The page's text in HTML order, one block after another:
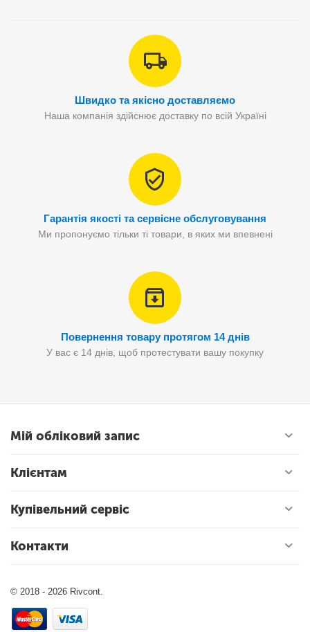
Швидко та якісно доставляємо
Наша компанія здійснює доставку по всій Україні
Гарантія якості та сервісне обслуговування
Ми пропонуємо тільки ті товари, в яких ми впевнені
Повернення товару протягом 14 днів
У вас є 14 днів, щоб протестувати вашу покупку
Мій обліковий запис
Клієнтам
Купівельний сервіс
Контакти
© 2018 - 2026 Rivcont.